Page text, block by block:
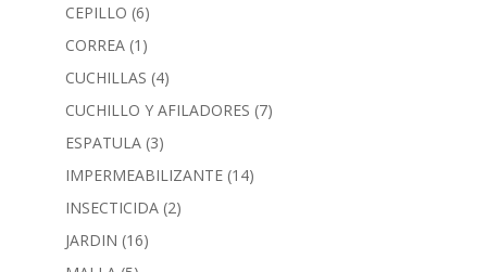
CEPILLO (6)
CORREA (1)
CUCHILLAS (4)
CUCHILLO Y AFILADORES (7)
ESPATULA (3)
IMPERMEABILIZANTE (14)
INSECTICIDA (2)
JARDIN (16)